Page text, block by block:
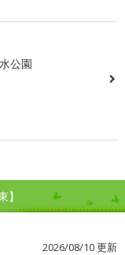
公園
】
2026/08/10 更新